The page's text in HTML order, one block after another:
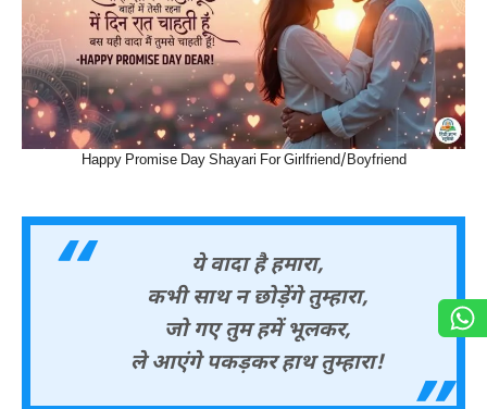
Happy Promise Day Shayari For Girlfriend/Boyfriend
ये वादा है हमारा,
कभी साथ न छोड़ेंगे तुम्हारा,
जो गए तुम हमें भूलकर,
ले आएंगे पकड़कर हाथ तुम्हारा!